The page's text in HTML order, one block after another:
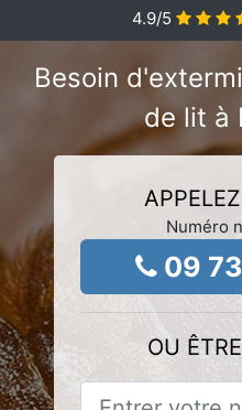
4.9/5
Besoin
de lit à
Numéro
09
OU